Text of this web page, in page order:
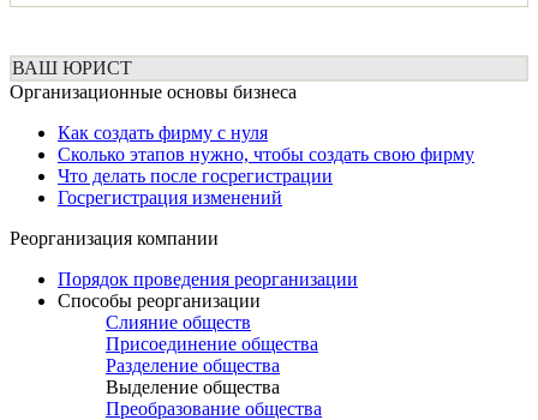
ВАШ ЮРИСТ
Организационные основы бизнеса
Как создать фирму с нуля
Сколько этапов нужно, чтобы создать свою фирму
Что делать после госрегистрации
Госрегистрация изменений
Реорганизация компании
Порядок проведения реорганизации
Способы реорганизации
Слияние обществ
Присоединение общества
Разделение общества
Выделение общества
Преобразование общества